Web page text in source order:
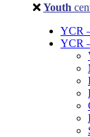
Youth
YCR
YCR